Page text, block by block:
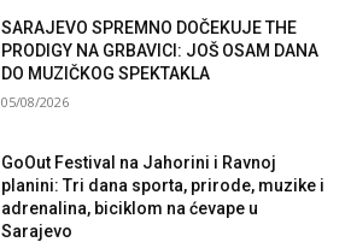
SARAJEVO SPREMNO DOČEKUJE THE
PRODIGY NA GRBAVICI: JOŠ OSAM DANA
DO MUZIČKOG SPEKTAKLA
05/08/2026
GoOut Festival na Jahorini i Ravnoj
planini: Tri dana sporta, prirode, muzike i
adrenalina, biciklom na ćevape u
Sarajevo